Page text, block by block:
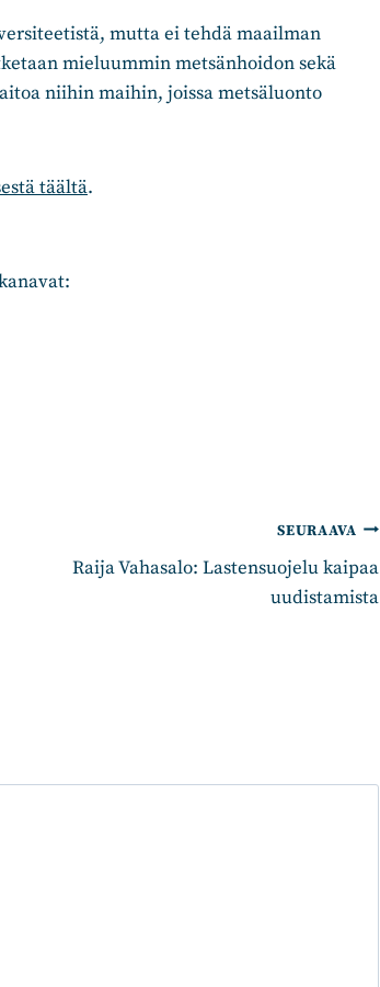
mutta ei tehdä maailman
mieluummin metsänhoidon sekä
niihin maihin, joissa metsäluonto
täältä.
SEURAAVA
Raija Vahasalo: Lastensuojelu kaipaa
uudistamista